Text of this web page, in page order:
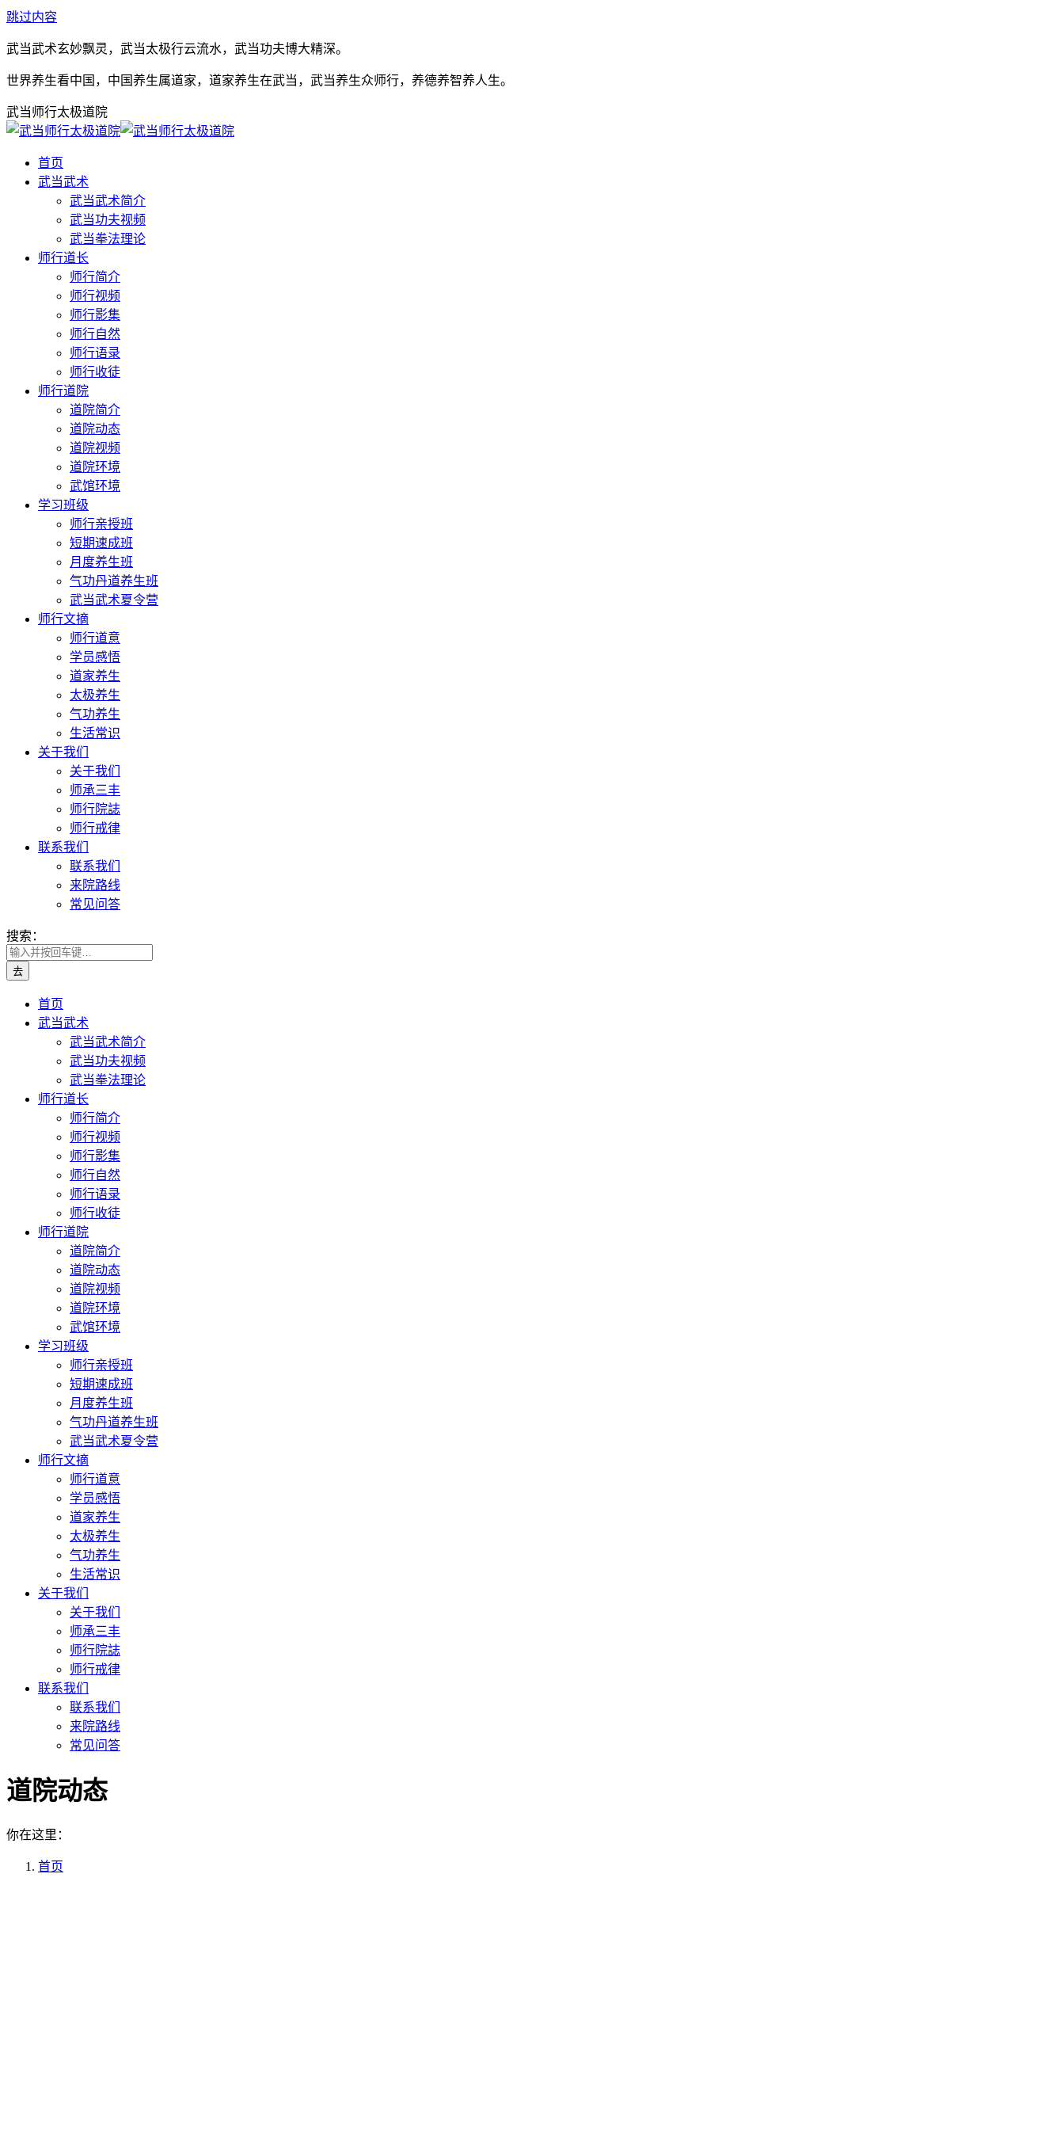
跳过内容
武当武术玄妙飘灵，武当太极行云流水，武当功夫博大精深。
世界养生看中国，中国养生属道家，道家养生在武当，武当养生众师行，养德养智养人生。
武当师行太极道院
首页
武当武术
武当武术简介
武当功夫视频
武当拳法理论
师行道长
师行简介
师行视频
师行影集
师行自然
师行语录
师行收徒
师行道院
道院简介
道院动态
道院视频
道院环境
武馆环境
学习班级
师行亲授班
短期速成班
月度养生班
气功丹道养生班
武当武术夏令营
师行文摘
师行道意
学员感悟
道家养生
太极养生
气功养生
生活常识
关于我们
关于我们
师承三丰
师行院誌
师行戒律
联系我们
联系我们
来院路线
常见问答
搜索：
首页
武当武术
武当武术简介
武当功夫视频
武当拳法理论
师行道长
师行简介
师行视频
师行影集
师行自然
师行语录
师行收徒
师行道院
道院简介
道院动态
道院视频
道院环境
武馆环境
学习班级
师行亲授班
短期速成班
月度养生班
气功丹道养生班
武当武术夏令营
师行文摘
师行道意
学员感悟
道家养生
太极养生
气功养生
生活常识
关于我们
关于我们
师承三丰
师行院誌
师行戒律
联系我们
联系我们
来院路线
常见问答
道院动态
你在这里：
首页